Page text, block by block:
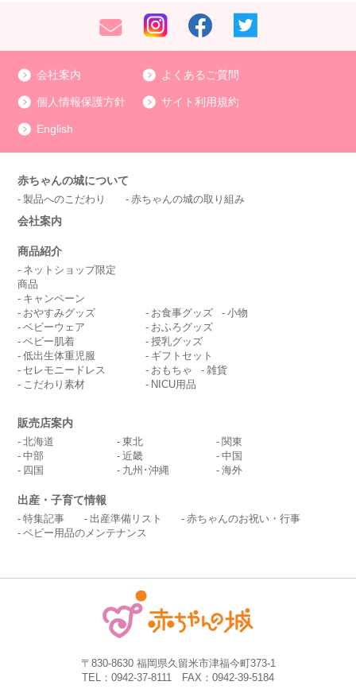
会社案内 よくあるご質問
個人情報保護方針 サイト利用規約
English
赤ちゃんの城について
製品へのこだわり 赤ちゃんの城の取り組み
会社案内
商品紹介
ネットショップ限定
商品
キャンペーン
おやすみグッズ
ベビーウェア
ベビー肌着
低出生体重児服
セレモニードレス
こだわり素材
お食事グッズ
小物
おふろグッズ
授乳グッズ
ギフトセット
おもちゃ
雑貨
NICU用品
販売店案内
北海道 東北
関東
中部
近畿
中国
四国
九州･沖縄 海外
出産・子育て情報
特集記事 出産準備リスト
赤ちゃんのお祝い・行事
ベビー用品のメンテナンス
〒830-8630 福岡県久留米市津福今町373-1
TEL：0942-37-8111 FAX：0942-39-5184